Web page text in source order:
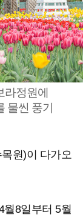
정원에
물씬 풍기
원)이 다가오
8일부터 5월